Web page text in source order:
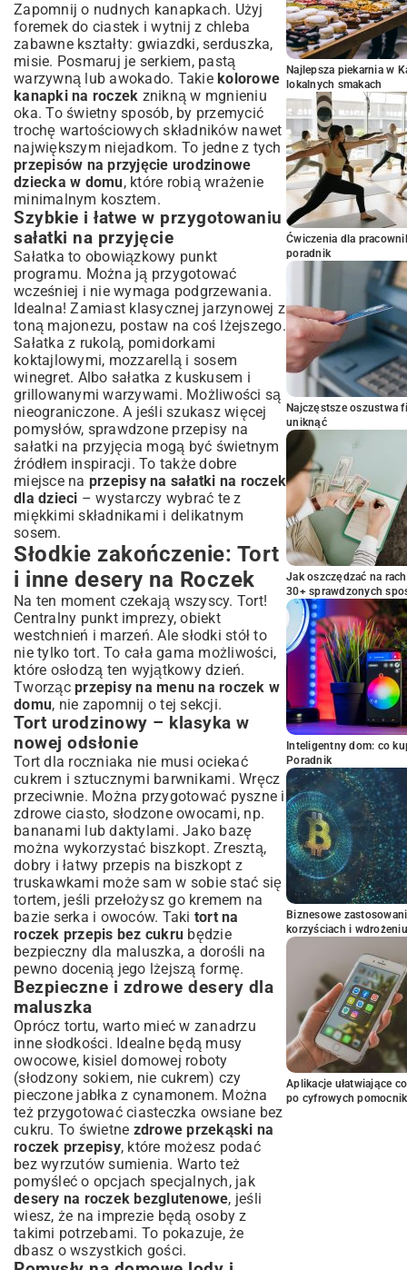
Zapomnij o nudnych kanapkach. Użyj
foremek do ciastek i wytnij z chleba
zabawne kształty: gwiazdki, serduszka,
misie. Posmaruj je serkiem, pastą
warzywną lub awokado. Takie kolorowe
kanapki na roczek znikną w mgnieniu
oka. To świetny sposób, by przemycić
trochę wartościowych składników nawet
największym niejadkom. To jedne z tych
przepisów na przyjęcie urodzinowe
dziecka w domu, które robią wrażenie
minimalnym kosztem.
Szybkie i łatwe w przygotowaniu
sałatki na przyjęcie
Sałatka to obowiązkowy punkt
programu. Można ją przygotować
wcześniej i nie wymaga podgrzewania.
Idealna! Zamiast klasycznej jarzynowej z
toną majonezu, postaw na coś lżejszego.
Sałatka z rukolą, pomidorkami
koktajlowymi, mozzarellą i sosem
winegret. Albo sałatka z kuskusem i
grillowanymi warzywami. Możliwości są
nieograniczone. A jeśli szukasz więcej
pomysłów, sprawdzone przepisy na
sałatki na przyjęcia mogą być świetnym
źródłem inspiracji. To także dobre
miejsce na przepisy na sałatki na roczek
dla dzieci – wystarczy wybrać te z
miękkimi składnikami i delikatnym
sosem.
Słodkie zakończenie: Tort
i inne desery na Roczek
Na ten moment czekają wszyscy. Tort!
Centralny punkt imprezy, obiekt
westchnień i marzeń. Ale słodki stół to
nie tylko tort. To cała gama możliwości,
które osłodzą ten wyjątkowy dzień.
Tworząc przepisy na menu na roczek w
domu, nie zapomnij o tej sekcji.
Tort urodzinowy – klasyka w
nowej odsłonie
Tort dla roczniaka nie musi ociekać
cukrem i sztucznymi barwnikami. Wręcz
przeciwnie. Można przygotować pyszne i
zdrowe ciasto, słodzone owocami, np.
bananami lub daktylami. Jako bazę
można wykorzystać biszkopt. Zresztą,
dobry i łatwy przepis na biszkopt z
truskawkami może sam w sobie stać się
tortem, jeśli przełożysz go kremem na
bazie serka i owoców. Taki tort na
roczek przepis bez cukru będzie
bezpieczny dla maluszka, a dorośli na
pewno docenią jego lżejszą formę.
Bezpieczne i zdrowe desery dla
maluszka
Oprócz tortu, warto mieć w zanadrzu
inne słodkości. Idealne będą musy
owocowe, kisiel domowej roboty
(słodzony sokiem, nie cukrem) czy
pieczone jabłka z cynamonem. Można
też przygotować ciasteczka owsiane bez
cukru. To świetne zdrowe przekąski na
roczek przepisy, które możesz podać
bez wyrzutów sumienia. Warto też
pomyśleć o opcjach specjalnych, jak
desery na roczek bezglutenowe, jeśli
wiesz, że na imprezie będą osoby z
takimi potrzebami. To pokazuje, że
dbasz o wszystkich gości.
Najlepsza piekarnia w
lokalnych smakach
Ćwiczenia dla
poradnik
Najczęstsze oszustwa
uniknąć
Jak oszczędzać na
30+ sprawdzonych
Inteligentny dom: co
Poradnik
Biznesowe
korzyściach i wdrożeniu
Aplikacje ułatwiające
po cyfrowych